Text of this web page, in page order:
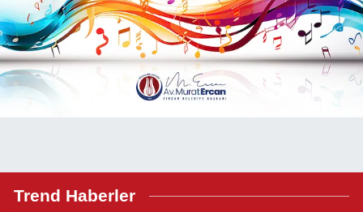
Trend Haberler